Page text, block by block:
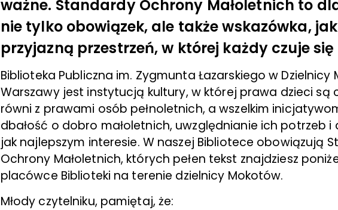
ważne. Standardy Ochrony Małoletnich to
nie tylko obowiązek, ale także wskazówka,
przyjazną przestrzeń, w której każdy czuje się
Biblioteka Publiczna im. Zygmunta Łazarskiego w Dzielnicy
Warszawy jest instytucją kultury, w której prawa dzieci są
równi z prawami osób pełnoletnich, a wszelkim
dbałość o dobro małoletnich, uwzględnianie ich potrzeb i
jak najlepszym interesie. W naszej Bibliotece obowiązują
Ochrony Małoletnich, których pełen tekst znajdziesz
placówce Biblioteki na terenie dzielnicy Mokotów.
Młody czytelniku, pamiętaj, że: